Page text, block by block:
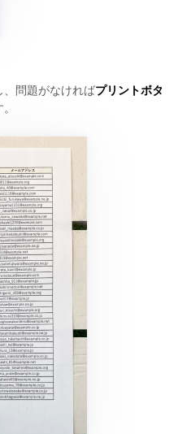
、問題がなければプリントボタ